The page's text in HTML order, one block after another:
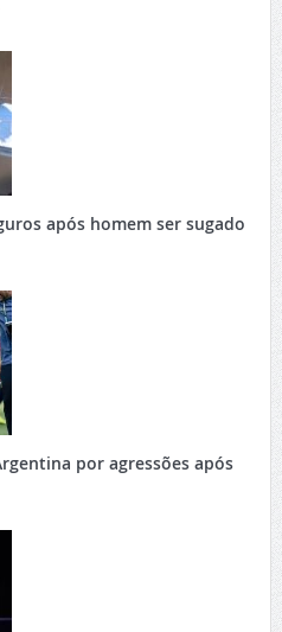
após homem ser sugado
por agressões após